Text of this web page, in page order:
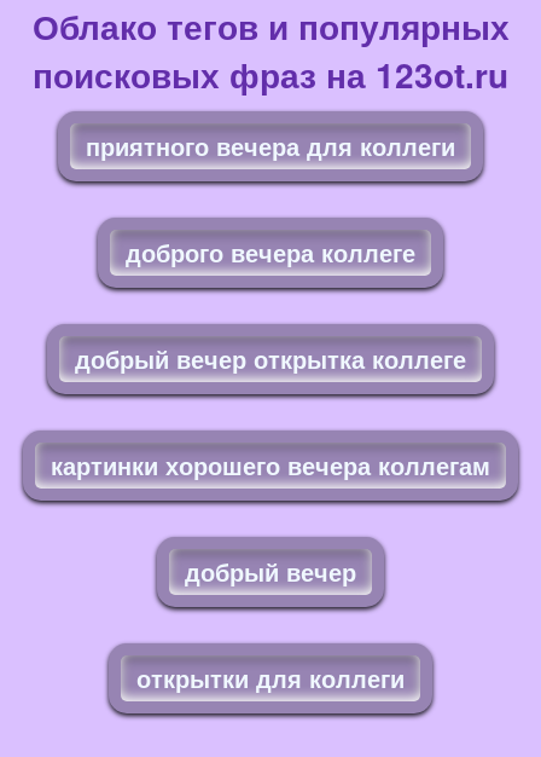
Облако тегов и популярных
поисковых фраз на 123ot.ru
приятного вечера для коллеги
доброго вечера коллеге
добрый вечер открытка коллеге
картинки хорошего вечера коллегам
добрый вечер
открытки для коллеги